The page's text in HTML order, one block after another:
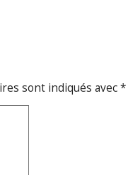
sont indiqués avec*